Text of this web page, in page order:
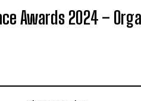
Awards 2024 –